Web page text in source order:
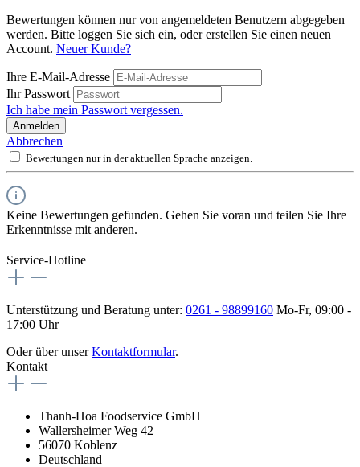
Bewertungen können nur von angemeldeten Benutzern abgegeben
werden. Bitte loggen Sie sich ein, oder erstellen Sie einen neuen
Account. Neuer Kunde?
Ihre E-Mail-Adresse
Ihr Passwort
Ich habe mein Passwort vergessen.
Anmelden
Abbrechen
Bewertungen nur in der aktuellen Sprache anzeigen.
Keine Bewertungen gefunden. Gehen Sie voran und teilen Sie Ihre
Erkenntnisse mit anderen.
Service-Hotline
Unterstützung und Beratung unter: 0261 - 98899160 Mo-Fr, 09:00 -
17:00 Uhr
Oder über unserKontaktformular.
Kontakt
Thanh-Hoa Foodservice GmbH
Wallersheimer Weg 42
56070 Koblenz
Deutschland